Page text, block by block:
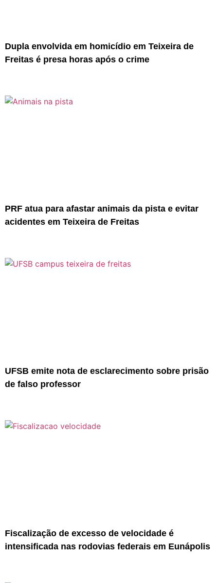
Dupla envolvida em homicídio em Teixeira de
Freitas é presa horas após o crime
PRF atua para afastar animais da pista e evitar
acidentes em Teixeira de Freitas
UFSB emite nota de esclarecimento sobre prisão
de falso professor
Fiscalização de excesso de velocidade é
intensificada nas rodovias federais em Eunápolis